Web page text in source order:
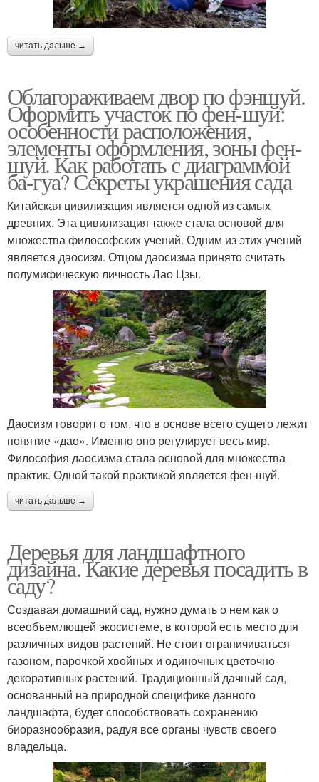
читать дальше →
Облагораживаем двор по фэншуй.
Оформить участок по фен-шуй:
особенности расположения,
элементы оформления, зоны фен-
шуй. Как работать с диаграммой
ба-гуа? Секреты украшения сада
Китайская цивилизация является одной из самых
древних. Эта цивилизация также стала основой для
множества философских учений. Одним из этих учений
является даосизм. Отцом даосизма принято считать
полумифическую личность Лао Цзы.
Даосизм говорит о том, что в основе всего сущего лежит
понятие «дао». Именно оно регулирует весь мир.
Философия даосизма стала основой для множества
практик. Одной такой практикой является фен-шуй.
читать дальше →
Деревья для ландшафтного
дизайна. Какие деревья посадить в
саду?
Создавая домашний сад, нужно думать о нем как о
всеобъемлющей экосистеме, в которой есть место для
различных видов растений. Не стоит ограничиваться
газоном, парочкой хвойных и одиночных цветочно-
декоративных растений. Традиционный дачный сад,
основанный на природной специфике данного
ландшафта, будет способствовать сохранению
биоразнообразия, радуя все органы чувств своего
владельца.